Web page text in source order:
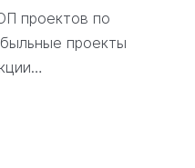
проектов по
проекты